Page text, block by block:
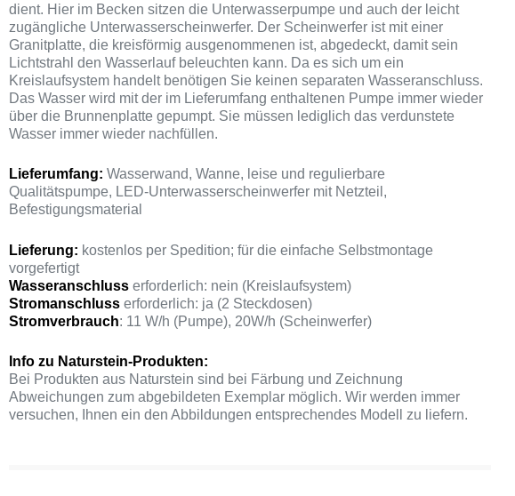
dient. Hier im Becken sitzen die Unterwasserpumpe und auch der leicht
zugängliche Unterwasserscheinwerfer. Der Scheinwerfer ist mit einer
Granitplatte, die kreisförmig ausgenommenen ist, abgedeckt, damit sein
Lichtstrahl den Wasserlauf beleuchten kann. Da es sich um ein
Kreislaufsystem handelt benötigen Sie keinen separaten Wasseranschluss.
Das Wasser wird mit der im Lieferumfang enthaltenen Pumpe immer wieder
über die Brunnenplatte gepumpt. Sie müssen lediglich das verdunstete
Wasser immer wieder nachfüllen.
Lieferumfang: Wasserwand, Wanne, leise und regulierbare
Qualitätspumpe, LED-Unterwasserscheinwerfer mit Netzteil,
Befestigungsmaterial
Lieferung: kostenlos per Spedition; für die einfache Selbstmontage
vorgefertigt
Wasseranschluss erforderlich: nein (Kreislaufsystem)
Stromanschluss erforderlich: ja (2 Steckdosen)
Stromverbrauch: 11 W/h (Pumpe), 20W/h (Scheinwerfer)
Info zu Naturstein-Produkten:
Bei Produkten aus Naturstein sind bei Färbung und Zeichnung
Abweichungen zum abgebildeten Exemplar möglich. Wir werden immer
versuchen, Ihnen ein den Abbildungen entsprechendes Modell zu liefern.